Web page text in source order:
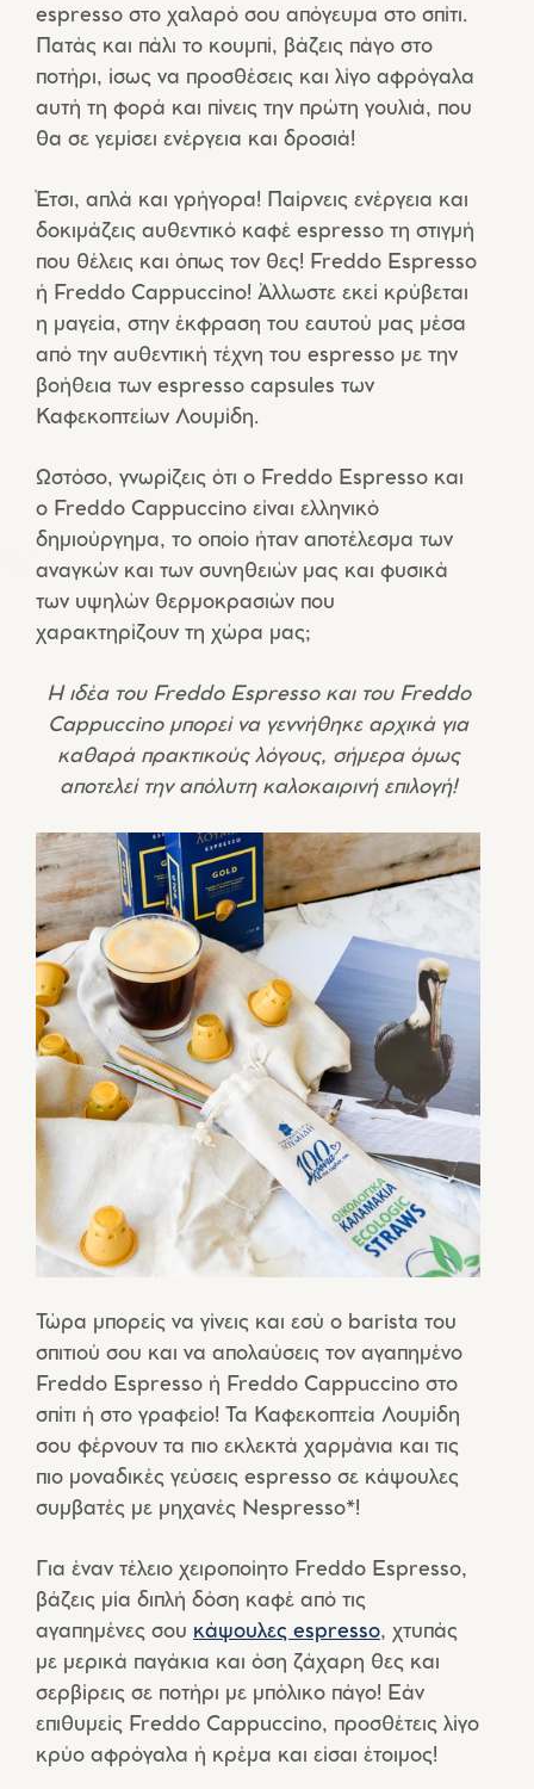
espresso στο χαλαρό σου απόγευμα στο σπίτι.
Πατάς και πάλι το κουμπί, βάζεις πάγο στο
ποτήρι, ίσως να προσθέσεις και λίγο αφρόγαλα
αυτή τη φορά και πίνεις την πρώτη γουλιά, που
θα σε γεμίσει ενέργεια και δροσιά!
Έτσι, απλά και γρήγορα! Παίρνεις ενέργεια και
δοκιμάζεις αυθεντικό καφέ espresso τη στιγμή
που θέλεις και όπως τον θες! Freddo Espresso
ή Freddo Cappuccino! Άλλωστε εκεί κρύβεται
η μαγεία, στην έκφραση του εαυτού μας μέσα
από την αυθεντική τέχνη του espresso με την
βοήθεια των espresso capsules των
Καφεκοπτείων Λουμίδη.
Ωστόσο, γνωρίζεις ότι ο Freddo Espresso και
ο Freddo Cappuccino είναι ελληνικό
δημιούργημα, το οποίο ήταν αποτέλεσμα των
αναγκών και των συνηθειών μας και φυσικά
των υψηλών θερμοκρασιών που
χαρακτηρίζουν τη χώρα μας;
Η ιδέα του Freddo Espresso και του Freddo
Cappuccino μπορεί να γεννήθηκε αρχικά για
καθαρά πρακτικούς λόγους, σήμερα όμως
αποτελεί την απόλυτη καλοκαιρινή επιλογή!
Τώρα μπορείς να γίνεις και εσύ ο barista του
σπιτιού σου και να απολαύσεις τον αγαπημένο
Freddo Espresso ή Freddo Cappuccino στο
σπίτι ή στο γραφείο! Τα Καφεκοπτεία Λουμίδη
σου φέρνουν τα πιο εκλεκτά χαρμάνια και τις
πιο μοναδικές γεύσεις espresso σε κάψουλες
συμβατές με μηχανές Nespresso*!
Για έναν τέλειο χειροποίητο Freddo Espresso,
βάζεις μία διπλή δόση καφέ από τις
αγαπημένες σου κάψουλες espresso, χτυπάς
με μερικά παγάκια και όση ζάχαρη θες και
σερβίρεις σε ποτήρι με μπόλικο πάγο! Εάν
επιθυμείς Freddo Cappuccino, προσθέτεις λίγο
κρύο αφρόγαλα ή κρέμα και είσαι έτοιμος!